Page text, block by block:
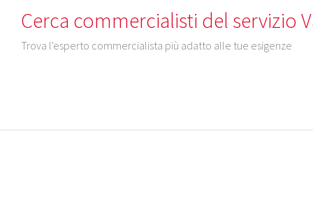
Cerca commercialisti del servizio
Trova l'esperto commercialista più adatto alle tue esigenze